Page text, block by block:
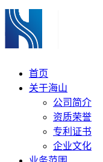
首页
关于海山
公司简介
资质荣誉
专利证书
企业文化